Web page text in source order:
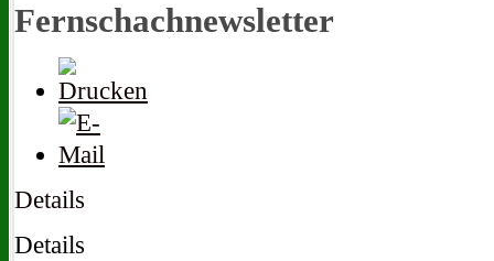
Fernschachnewsletter
Details
Details